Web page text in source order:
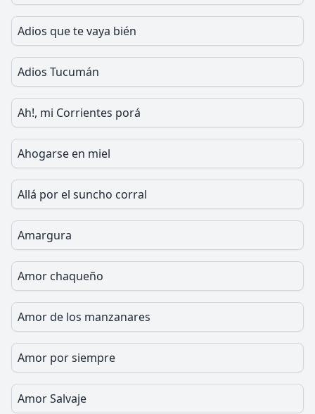
Adios que te vaya bién
Adios Tucumán
Ah!, mi Corrientes porá
Ahogarse en miel
Allá por el suncho corral
Amargura
Amor chaqueño
Amor de los manzanares
Amor por siempre
Amor Salvaje